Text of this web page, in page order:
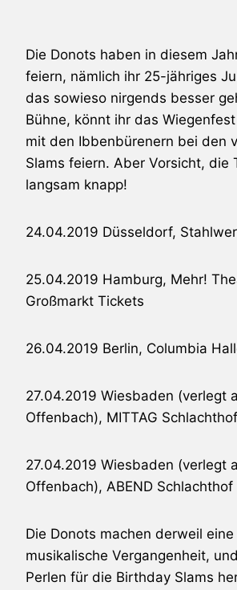
Die Donots haben in diesem
feiern, nämlich ihr 25-jähriges
das sowieso nirgends besser
Bühne, könnt ihr das
mit den Ibbenbürenern bei den
Slams feiern. Aber Vorsicht, die
langsam knapp!
24.04.2019 Düsseldorf,
25.04.2019 Hamburg, Mehr!
Großmarkt Tickets
26.04.2019 Berlin, Columbia
27.04.2019 Wiesbaden (verlegt
Offenbach), MITTAG
27.04.2019 Wiesbaden (verlegt
Offenbach), ABEND
Die Donots machen derweil eine
musikalische Vergangenheit,
Perlen für die Birthday Slams